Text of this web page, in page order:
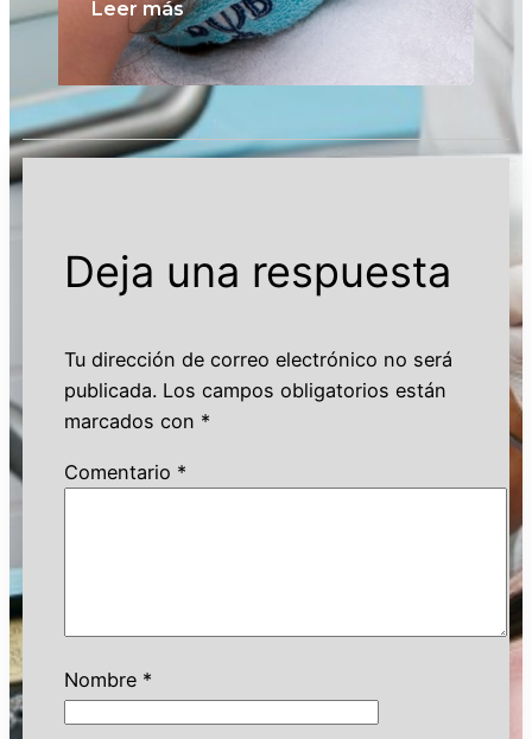
Leer más
Deja una respuesta
Tu dirección de correo electrónico no será
publicada. Los campos obligatorios están
marcados con *
Comentario *
Nombre *